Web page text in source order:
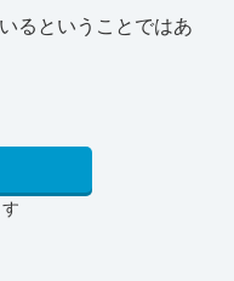
るということではあ